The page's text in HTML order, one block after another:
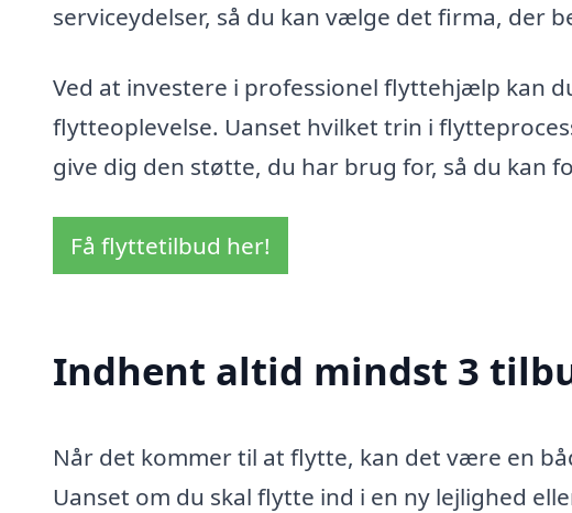
serviceydelser, så du kan vælge det firma, der
Ved at investere i professionel flyttehjælp kan
flytteoplevelse. Uanset hvilket trin i
give dig den støtte, du har brug for, så du kan
Få flyttetilbud her!
Indhent altid mindst 3
Når det kommer til at flytte, kan det være en
Uanset om du skal flytte ind i en ny lejlighed